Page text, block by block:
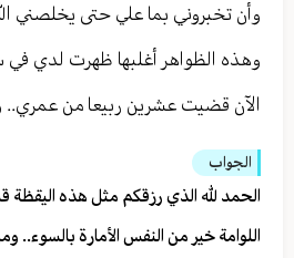
وأن تخبروني بما علي حتى يخلصني
وهذه الظواهر أغلبها ظهرت لدي في
الآن قضيت عشرين ربيعا من عمري..
الجواب
الحمد لله الذي رزقكم مثل هذه اليقظة
اللوامة خير من النفس الأمارة بالسوء..